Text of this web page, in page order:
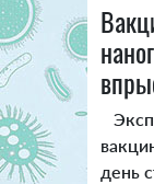
день